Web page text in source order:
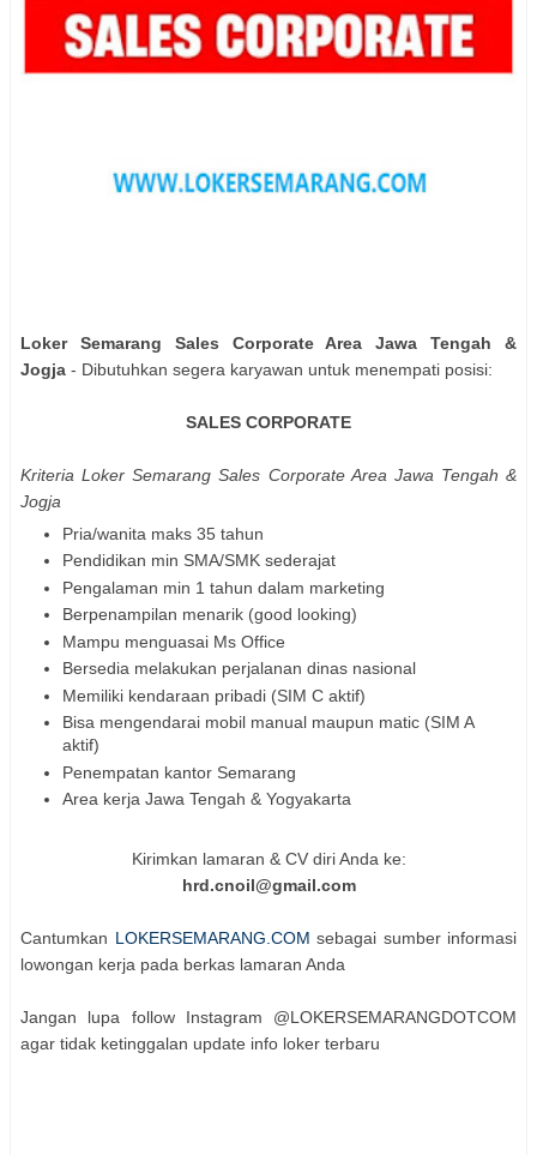
Loker Semarang Sales Corporate Area Jawa Tengah &
Jogja - Dibutuhkan segera karyawan untuk menempati posisi:
SALES CORPORATE
Kriteria Loker Semarang Sales Corporate Area Jawa Tengah &
Jogja
Pria/wanita maks 35 tahun
Pendidikan min SMA/SMK sederajat
Pengalaman min 1 tahun dalam marketing
Berpenampilan menarik (good looking)
Mampu menguasai Ms Office
Bersedia melakukan perjalanan dinas nasional
Memiliki kendaraan pribadi (SIM C aktif)
Bisa mengendarai mobil manual maupun matic (SIM A
aktif)
Penempatan kantor Semarang
Area kerja Jawa Tengah & Yogyakarta
Kirimkan lamaran & CV diri Anda ke:
hrd.cnoil@gmail.com
Cantumkan LOKERSEMARANG.COM sebagai sumber informasi
lowongan kerja pada berkas lamaran Anda
Jangan lupa follow Instagram @LOKERSEMARANGDOTCOM
agar tidak ketinggalan update info loker terbaru